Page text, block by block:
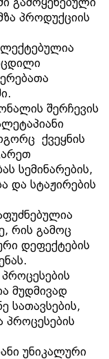
პროდუქციის
შერჩევის
ქვეყნის
სემინარების,
და სტაჟირების
რის გამოც
დეფექტების
მუდმივად
სათავსების,
პროცესების
უნიკალური